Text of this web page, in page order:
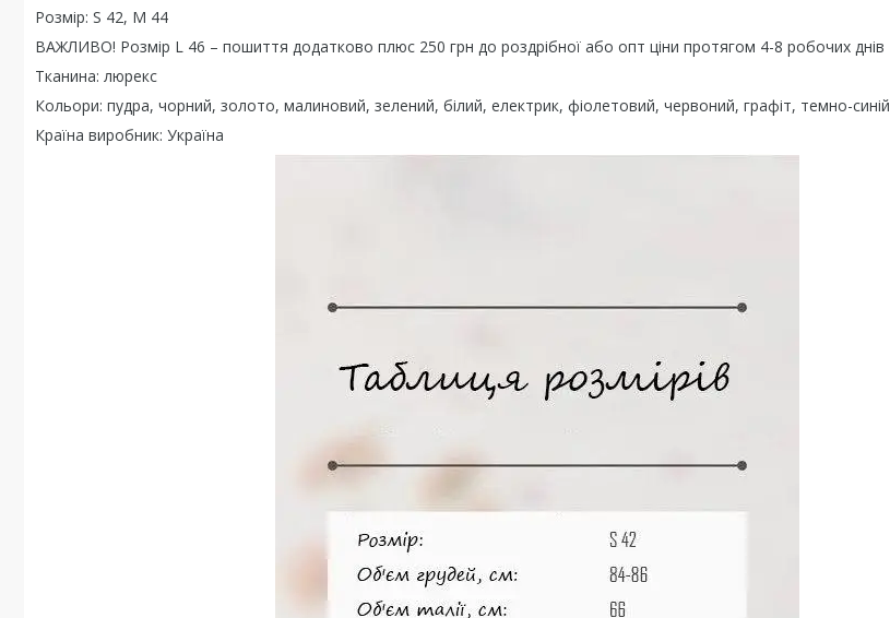
Розмір: S 42, M 44
ВАЖЛИВО! Розмір L 46 – пошиття додатково плюс 250 грн до роздрібної або опт ціни протягом 4-8 робочих днів
Тканина: люрекс
Кольори: пудра, чорний, золото, малиновий, зелений, білий, електрик, фіолетовий, червоний, графіт, темно-синій
Країна виробник: Україна